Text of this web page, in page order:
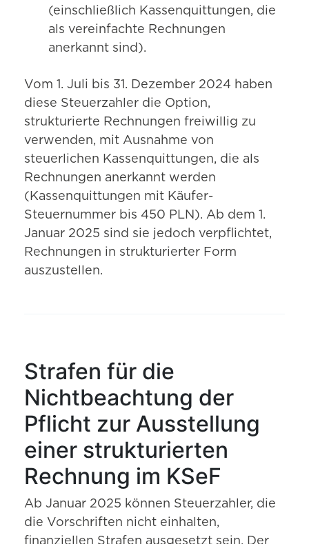
(einschließlich Kassenquittungen, die
als vereinfachte Rechnungen
anerkannt sind).
Vom 1. Juli bis 31. Dezember 2024 haben
diese Steuerzahler die Option,
strukturierte Rechnungen freiwillig zu
verwenden, mit Ausnahme von
steuerlichen Kassenquittungen, die als
Rechnungen anerkannt werden
(Kassenquittungen mit Käufer-
Steuernummer bis 450 PLN). Ab dem 1.
Januar 2025 sind sie jedoch verpflichtet,
Rechnungen in strukturierter Form
auszustellen.
Strafen für die
Nichtbeachtung der
Pflicht zur Ausstellung
einer strukturierten
Rechnung im KSeF
Ab Januar 2025 können Steuerzahler, die
die Vorschriften nicht einhalten,
finanziellen Strafen ausgesetzt sein. Der